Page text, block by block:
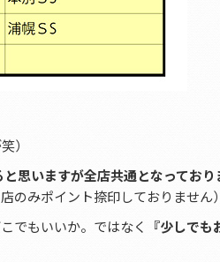
）
思いますが全店共通となってお
のみポイント捺印しておりません）
でもいいか。ではなく
『少しでも